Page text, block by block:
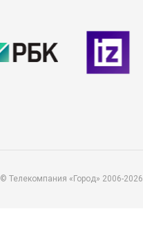
© Телекомпания «Город» 2006-2026